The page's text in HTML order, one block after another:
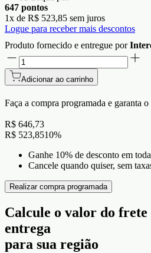
647 pontos
1x de R$ 523,85 sem juros
Logue para receber mais descontos
Produto fornecido e entregue por
Adicionar ao carrinho
Faça a compra programada e garanta o
R$ 646,73
R$ 523,8510%
Ganhe 10% de desconto em
Cancele quando quiser, sem
Realizar compra programada
Calcule o valor do frete
entrega
para sua região